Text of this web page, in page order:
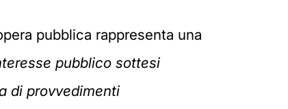
pubblica rappresenta una
pubblico sottesi
di provvedimenti